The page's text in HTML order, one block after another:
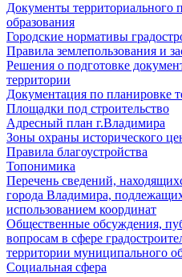
Документы территориального
образования
Городские нормативы
Правила землепользования и
Решения о подготовке
территории
Документация по планировке
Площадки под строительство
Адресный план г.Владимира
Зоны охраны исторического
Правила благоустройства
Топонимика
Перечень сведений,
города Владимира,
использованием координат
Общественные обсуждения,
вопросам в сфере
территории муниципального
Социальная сфера